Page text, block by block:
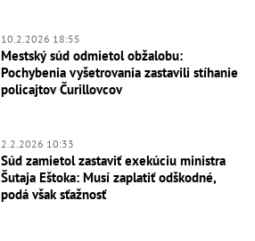
10.2.2026 18:55
Mestský súd odmietol obžalobu:
Pochybenia vyšetrovania zastavili stíhanie
policajtov Čurillovcov
2.2.2026 10:33
Súd zamietol zastaviť exekúciu ministra
Šutaja Eštoka: Musí zaplatiť odškodné,
podá však sťažnosť